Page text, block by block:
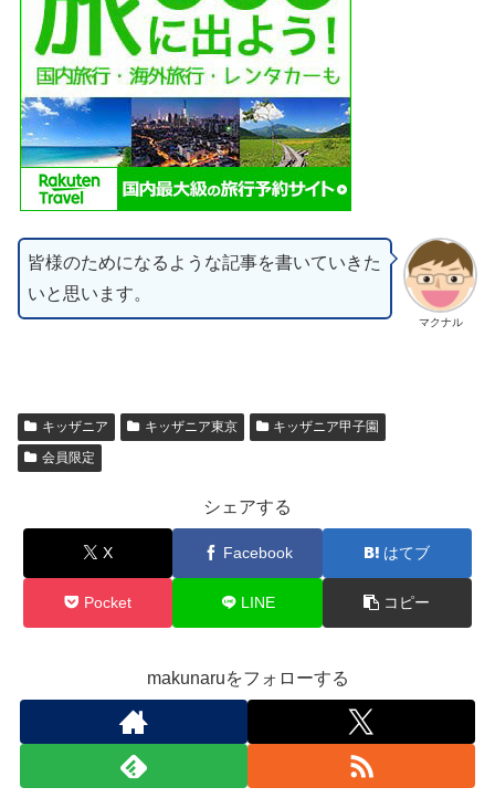
マクナル
皆様のためになるような記事を書いていきた
いと思います。
キッザニア キッザニア東京
キッザニア甲子園
会員限定
シェアする
X Facebook はてブ
Pocket LINE コピー
makunaruをフォローする